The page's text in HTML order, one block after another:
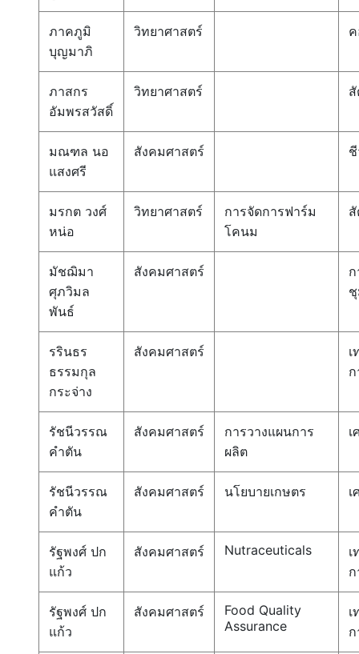
ภาคภูมิ
บุญมาภิ
วิทยาศาสตร์
ภาสกร
อัมพรสวัสดิ์
วิทยาศาสตร์
มณฑล นอ
แสงศรี
สังคมศาสตร์
มรกต วงศ์
หน่อ
วิทยาศาสตร์
การจัดการฟาร์ม
โคนม
มัชฌิมา
ศุภวิมล
พันธ์
สังคมศาสตร์
รรินธร
ธรรมกุล
กระจ่าง
สังคมศาสตร์
รัชนีวรรณ
คำตัน
สังคมศาสตร์
การวางแผนการ
ผลิต
รัชนีวรรณ
คำตัน
สังคมศาสตร์ นโยบายเกษตร
รัฐพงศ์ ปก
แก้ว
สังคมศาสตร์ Nutraceuticals
รัฐพงศ์ ปก
แก้ว
สังคมศาสตร์
Food Quality
Assurance